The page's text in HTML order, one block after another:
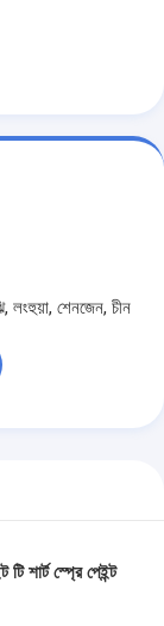
লংহুয়া, শেনজেন, চীন
শার্ট স্প্রে পেইন্ট